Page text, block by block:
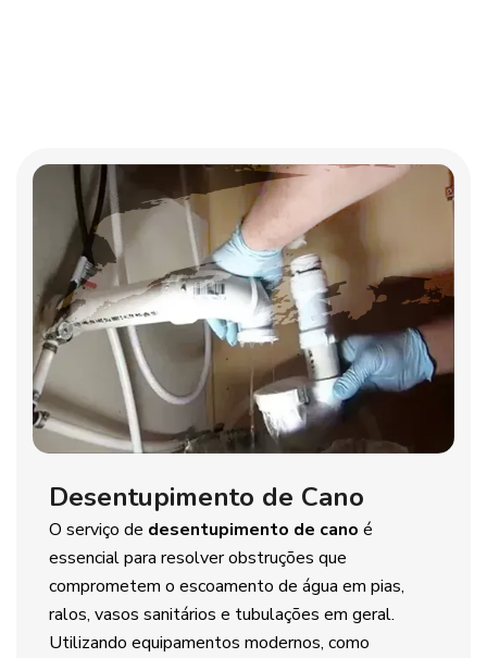
Desentupimento de Cano
O serviço de desentupimento de cano é
essencial para resolver obstruções que
comprometem o escoamento de água em pias,
ralos, vasos sanitários e tubulações em geral.
Utilizando equipamentos modernos, como